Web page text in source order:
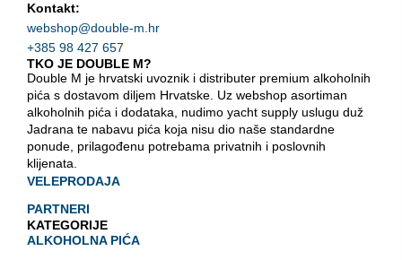
Kontakt:
webshop@double-m.hr
+385 98 427 657
TKO JE DOUBLE M?
Double M je hrvatski uvoznik i distributer premium alkoholnih
pića s dostavom diljem Hrvatske. Uz webshop asortiman
alkoholnih pića i dodataka, nudimo yacht supply uslugu duž
Jadrana te nabavu pića koja nisu dio naše standardne
ponude, prilagođenu potrebama privatnih i poslovnih
klijenata.
VELEPRODAJA
PARTNERI
KATEGORIJE
ALKOHOLNA PIĆA